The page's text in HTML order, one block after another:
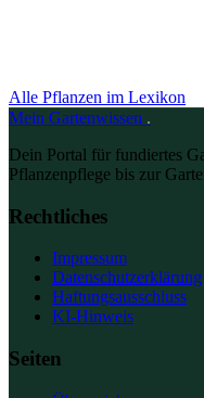
Alle Pflanzen im Lexikon
Mein Gartenwissen .
Dein Portal für fundiertes
Pflanzenpflege bis zur
Rechtliches
Impressum
Datenschutzerklärung
Haftungsausschluss
KI-Hinweis
Seiten